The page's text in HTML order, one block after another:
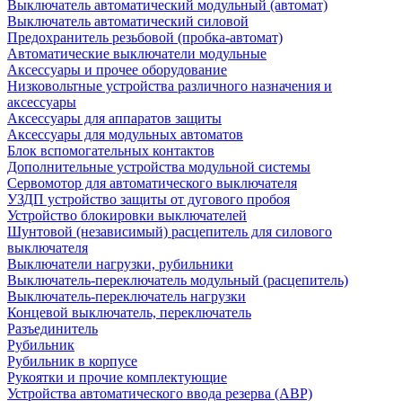
Выключатель автоматический модульный (автомат)
Выключатель автоматический силовой
Предохранитель резьбовой (пробка-автомат)
Автоматические выключатели модульные
Аксессуары и прочее оборудование
Низковольтные устройства различного назначения и
аксессуары
Аксессуары для аппаратов защиты
Аксессуары для модульных автоматов
Блок вспомогательных контактов
Дополнительные устройства модульной системы
Сервомотор для автоматического выключателя
УЗДП устройство защиты от дугового пробоя
Устройство блокировки выключателей
Шунтовой (независимый) расцепитель для силового
выключателя
Выключатели нагрузки, рубильники
Выключатель-переключатель модульный (расцепитель)
Выключатель-переключатель нагрузки
Концевой выключатель, переключатель
Разъединитель
Рубильник
Рубильник в корпусе
Рукоятки и прочие комплектующие
Устройства автоматического ввода резерва (АВР)